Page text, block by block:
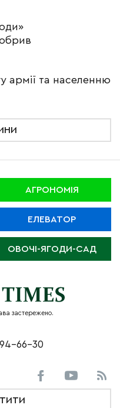
армії та населенню
АГРОНОМІЯ
ЕЛЕВАТОР
ОВОЧІ-ЯГОДИ-САД
застережено.
66-30